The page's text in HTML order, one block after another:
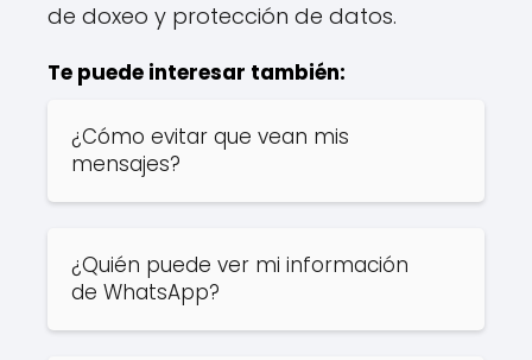
de doxeo y protección de datos.
Te puede interesar también:
¿Cómo evitar que vean mis
mensajes?
¿Quién puede ver mi información
de WhatsApp?